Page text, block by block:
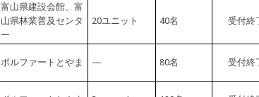
富山県建設会館、富
山県林業普及センタ
ー
20ユニット 40名 受付終
ボルファートとやま — 80名 受付終